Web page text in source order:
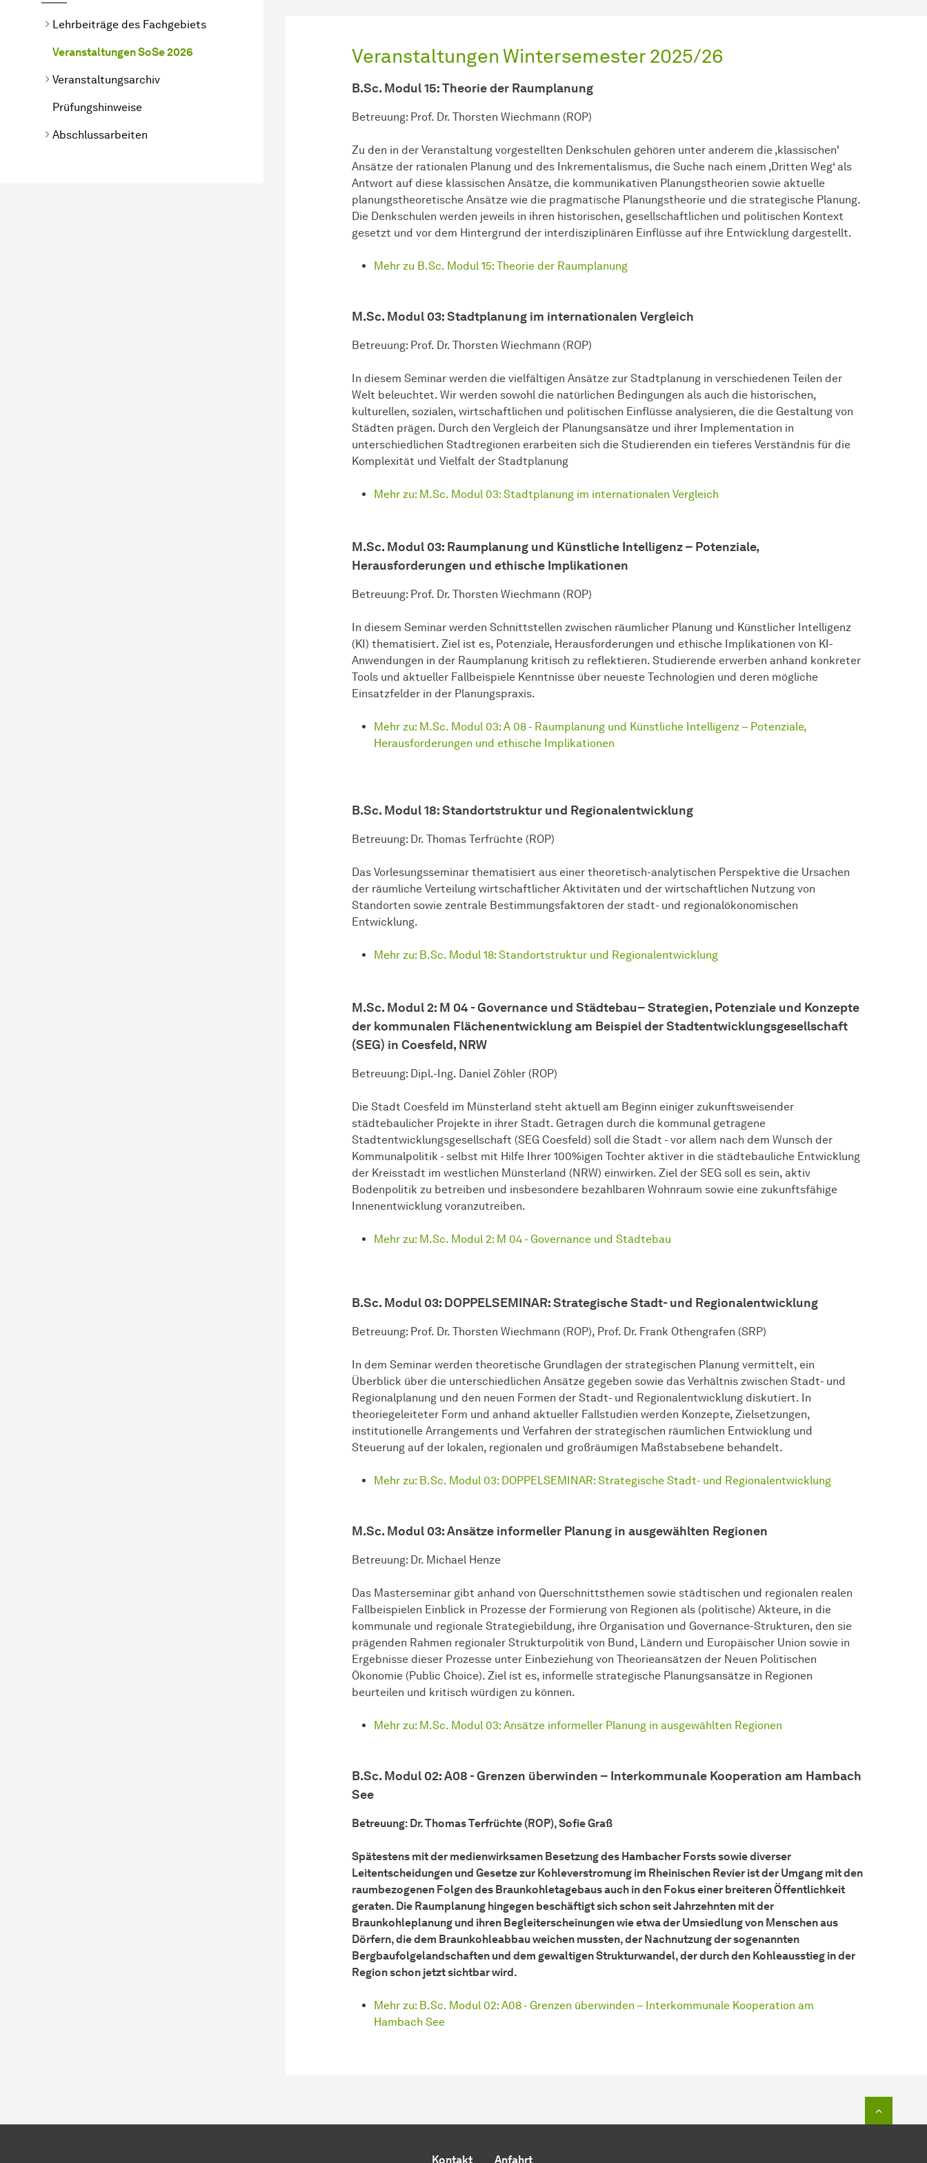
Lehrbeiträge des Fachgebiets
Veranstaltungen SoSe 2026
Veranstaltungsarchiv
Prüfungshinweise
Abschlussarbeiten
Veranstaltungen Wintersemester 2025/26
B.Sc. Modul 15: Theorie der Raumplanung
Betreuung: Prof. Dr. Thorsten Wiechmann (ROP)
Zu den in der Veranstaltung vorgestellten Denkschulen gehören unter anderem die ‚klassischen'
Ansätze der rationalen Planung und des Inkrementalismus, die Suche nach einem ‚Dritten Weg‘ als
Antwort auf diese klassischen Ansätze, die kommunikativen Planungstheorien sowie aktuelle
planungstheoretische Ansätze wie die pragmatische Planungstheorie und die strategische Planung.
Die Denkschulen werden jeweils in ihren historischen, gesellschaftlichen und politischen Kontext
gesetzt und vor dem Hintergrund der interdisziplinären Einflüsse auf ihre Entwicklung dargestellt.
Mehr zu B.Sc. Modul 15: Theorie der Raumplanung
M.Sc. Modul 03: Stadtplanung im internationalen Vergleich
Betreuung: Prof. Dr. Thorsten Wiechmann (ROP)
In diesem Seminar werden die vielfältigen Ansätze zur Stadtplanung in verschiedenen Teilen der
Welt beleuchtet. Wir werden sowohl die natürlichen Bedingungen als auch die historischen,
kulturellen, sozialen, wirtschaftlichen und politischen Einflüsse analysieren, die die Gestaltung von
Städten prägen. Durch den Vergleich der Planungsansätze und ihrer Implementation in
unterschiedlichen Stadtregionen erarbeiten sich die Studierenden ein tieferes Verständnis für die
Komplexität und Vielfalt der Stadtplanung
Mehr zu: M.Sc. Modul 03: Stadtplanung im internationalen Vergleich
M.Sc. Modul 03: Raumplanung und Künstliche Intelligenz – Potenziale,
Herausforderungen und ethische Implikationen
Betreuung: Prof. Dr. Thorsten Wiechmann (ROP)
In diesem Seminar werden Schnittstellen zwischen räumlicher Planung und Künstlicher Intelligenz
(KI) thematisiert. Ziel ist es, Potenziale, Herausforderungen und ethische Implikationen von KI-
Anwendungen in der Raumplanung kritisch zu reflektieren. Studierende erwerben anhand konkreter
Tools und aktueller Fallbeispiele Kenntnisse über neueste Technologien und deren mögliche
Einsatzfelder in der Planungspraxis.
Mehr zu: M.Sc. Modul 03: A 08 - Raumplanung und Künstliche Intelligenz – Potenziale,
Herausforderungen und ethische Implikationen
B.Sc. Modul 18: Standortstruktur und Regionalentwicklung
Betreuung: Dr. Thomas Terfrüchte (ROP)
Das Vorlesungsseminar thematisiert aus einer theoretisch-analytischen Perspektive die Ursachen
der räumliche Verteilung wirtschaftlicher Aktivitäten und der wirtschaftlichen Nutzung von
Standorten sowie zentrale Bestimmungsfaktoren der stadt- und regionalökonomischen
Entwicklung.
Mehr zu: B.Sc. Modul 18: Standortstruktur und Regionalentwicklung
M.Sc. Modul 2: M 04 - Governance und Städtebau– Strategien, Potenziale und Konzepte
der kommunalen Flächenentwicklung am Beispiel der Stadtentwicklungsgesellschaft
(SEG) in Coesfeld, NRW
Betreuung: Dipl.-Ing. Daniel Zöhler (ROP)
Die Stadt Coesfeld im Münsterland steht aktuell am Beginn einiger zukunftsweisender
städtebaulicher Projekte in ihrer Stadt. Getragen durch die kommunal getragene
Stadtentwicklungsgesellschaft (SEG Coesfeld) soll die Stadt - vor allem nach dem Wunsch der
Kommunalpolitik - selbst mit Hilfe Ihrer 100%igen Tochter aktiver in die städtebauliche Entwicklung
der Kreisstadt im westlichen Münsterland (NRW) einwirken. Ziel der SEG soll es sein, aktiv
Bodenpolitik zu betreiben und insbesondere bezahlbaren Wohnraum sowie eine zukunftsfähige
Innenentwicklung voranzutreiben.
Mehr zu: M.Sc. Modul 2: M 04 - Governance und Städtebau
B.Sc. Modul 03: DOPPELSEMINAR: Strategische Stadt- und Regionalentwicklung
Betreuung: Prof. Dr. Thorsten Wiechmann (ROP), Prof. Dr. Frank Othengrafen (SRP)
In dem Seminar werden theoretische Grundlagen der strategischen Planung vermittelt, ein
Überblick über die unterschiedlichen Ansätze gegeben sowie das Verhältnis zwischen Stadt- und
Regionalplanung und den neuen Formen der Stadt- und Regionalentwicklung diskutiert. In
theoriegeleiteter Form und anhand aktueller Fallstudien werden Konzepte, Zielsetzungen,
institutionelle Arrangements und Verfahren der strategischen räumlichen Entwicklung und
Steuerung auf der lokalen, regionalen und großräumigen Maßstabsebene behandelt.
Mehr zu: B.Sc. Modul 03: DOPPELSEMINAR: Strategische Stadt- und Regionalentwicklung
M.Sc. Modul 03: Ansätze informeller Planung in ausgewählten Regionen
Betreuung: Dr. Michael Henze
Das Masterseminar gibt anhand von Querschnittsthemen sowie städtischen und regionalen realen
Fallbeispielen Einblick in Prozesse der Formierung von Regionen als (politische) Akteure, in die
kommunale und regionale Strategiebildung, ihre Organisation und Governance-Strukturen, den sie
prägenden Rahmen regionaler Strukturpolitik von Bund, Ländern und Europäischer Union sowie in
Ergebnisse dieser Prozesse unter Einbeziehung von Theorieansätzen der Neuen Politischen
Ökonomie (Public Choice). Ziel ist es, informelle strategische Planungsansätze in Regionen
beurteilen und kritisch würdigen zu können.
Mehr zu: M.Sc. Modul 03: Ansätze informeller Planung in ausgewählten Regionen
B.Sc. Modul 02: A08 - Grenzen überwinden – Interkommunale Kooperation am Hambach
See
Betreuung: Dr. Thomas Terfrüchte (ROP), Sofie Graß
Spätestens mit der medienwirksamen Besetzung des Hambacher Forsts sowie diverser
Leitentscheidungen und Gesetze zur Kohleverstromung im Rheinischen Revier ist der Umgang mit den
raumbezogenen Folgen des Braunkohletagebaus auch in den Fokus einer breiteren Öffentlichkeit
geraten. Die Raumplanung hingegen beschäftigt sich schon seit Jahrzehnten mit der
Braunkohleplanung und ihren Begleiterscheinungen wie etwa der Umsiedlung von Menschen aus
Dörfern, die dem Braunkohleabbau weichen mussten, der Nachnutzung der sogenannten
Bergbaufolgelandschaften und dem gewaltigen Strukturwandel, der durch den Kohleausstieg in der
Region schon jetzt sichtbar wird.
Mehr zu: B.Sc. Modul 02: A08 - Grenzen überwinden – Interkommunale Kooperation am
Hambach See
Kontakt Anfahrt